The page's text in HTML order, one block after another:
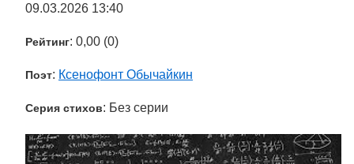
09.03.2026 13:40
Рейтинг: 0,00 (0)
Поэт: Ксенофонт Обычайкин
Серия стихов: Без серии